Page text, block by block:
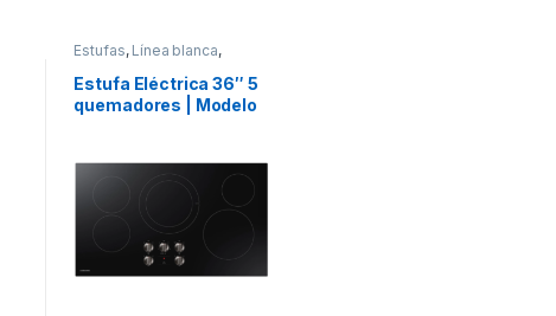
Estufas, Línea blanca,
Estufa Eléctrica 36″ 5
quemadores | Modelo